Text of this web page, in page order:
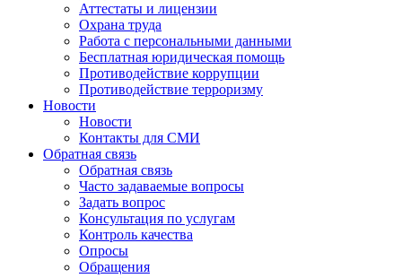
Аттестаты и лицензии
Охрана труда
Работа с персональными данными
Бесплатная юридическая помощь
Противодействие коррупции
Противодействие терроризму
Новости
Новости
Контакты для СМИ
Обратная связь
Обратная связь
Часто задаваемые вопросы
Задать вопрос
Консультация по услугам
Контроль качества
Опросы
Обращения